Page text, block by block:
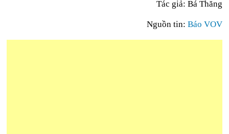
Tác giả: Bá Thăng
Nguồn tin: Báo VOV